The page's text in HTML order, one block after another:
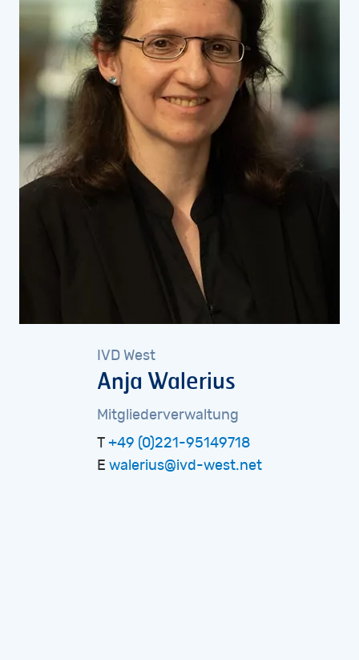
IVD West
Anja Walerius
Mitgliederverwaltung
+49 (0)221-95149718
E walerius@ivd-west.net